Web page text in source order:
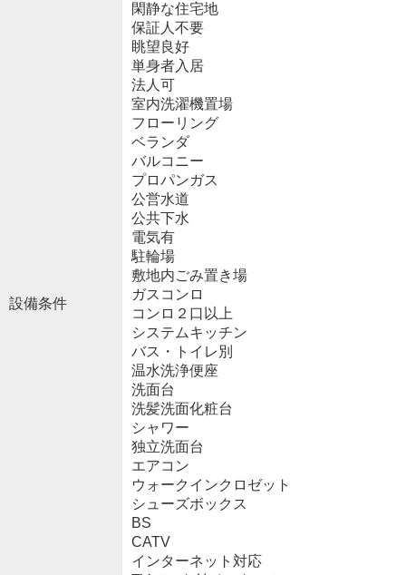
設備条件
閑静な住宅地
保証人不要
眺望良好
単身者入居
法人可
室内洗濯機置場
フローリング
ベランダ
バルコニー
プロパンガス
公営水道
公共下水
電気有
駐輪場
敷地内ごみ置き場
ガスコンロ
コンロ２口以上
システムキッチン
バス・トイレ別
温水洗浄便座
洗面台
洗髪洗面化粧台
シャワー
独立洗面台
エアコン
ウォークインクロゼット
シューズボックス
BS
CATV
インターネット対応